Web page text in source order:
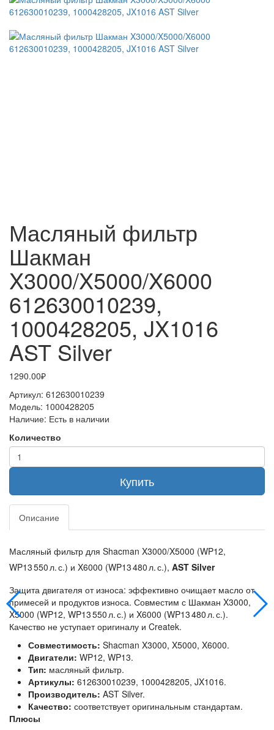
Масляный фильтр
Шакман
X3000/X5000/X6000
612630010239,
1000428205, JX1016
AST Silver
1290.00₽
Артикул: 612630010239
Модель: 1000428205
Наличие: Есть в наличии
Количество
Купить
Описание
Масляный фильтр для Shacman X3000/X5000 (WP12,
WP13 550 л. с.) и X6000 (WP13 480 л. с.), AST Silver
Защита двигателя от износа: эффективно очищает масло от
примесей и продуктов износа. Совместим с Шакман X3000,
X5000 (WP12, WP13 550 л. с.) и X6000 (WP13 480 л. с.).
Качество не уступает оригиналу и Createk.
Совместимость: Shacman X3000, X5000, X6000.
Двигатели: WP12, WP13.
Тип: масляный фильтр.
Артикулы: 612630010239, 1000428205, JX1016.
Производитель: AST Silver.
Качество: соответствует оригинальным стандартам.
Плюсы